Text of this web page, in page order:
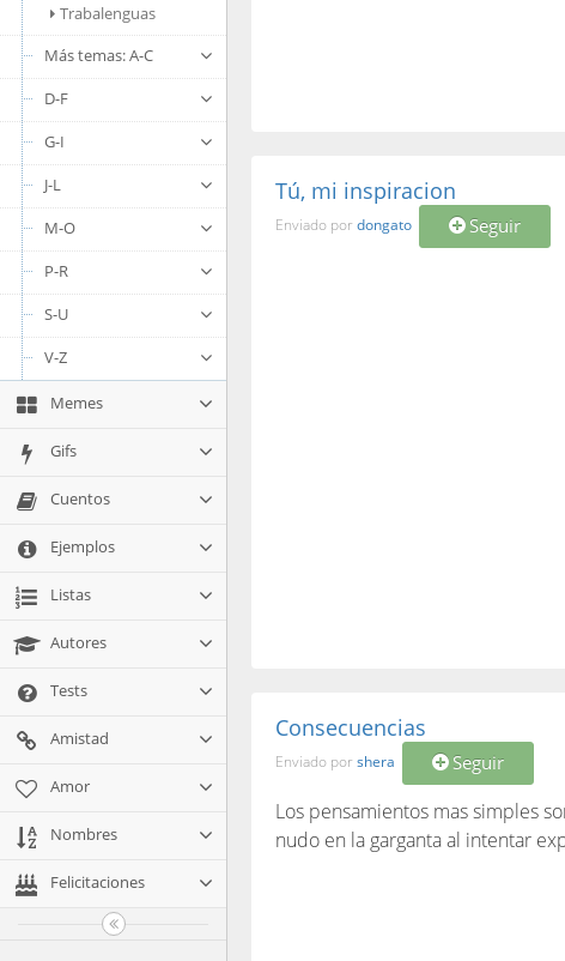
Trabalenguas
Más temas: A-C
D-F
G-I
J-L
M-O
P-R
S-U
V-Z
Memes
Gifs
Cuentos
Ejemplos
Listas
Autores
Tests
Amistad
Amor
Nombres
Felicitaciones
Tú, mi inspiracion
Enviado por dongato Seguir
Consecuencias
Enviado por shera Seguir
Los pensamientos mas simples
nudo en la garganta al intentar